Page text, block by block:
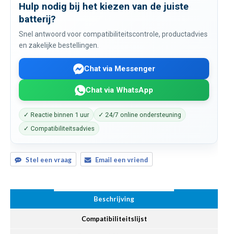
Hulp nodig bij het kiezen van de juiste
batterij?
Snel antwoord voor compatibiliteitscontrole, productadvies
en zakelijke bestellingen.
Chat via Messenger
Chat via WhatsApp
✓ Reactie binnen 1 uur
✓ 24/7 online ondersteuning
✓ Compatibiliteitsadvies
Stel een vraag Email een vriend
Beschrijving
Compatibiliteitslijst